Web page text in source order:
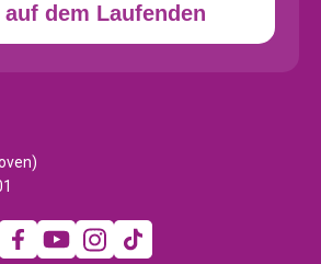
dem Laufenden